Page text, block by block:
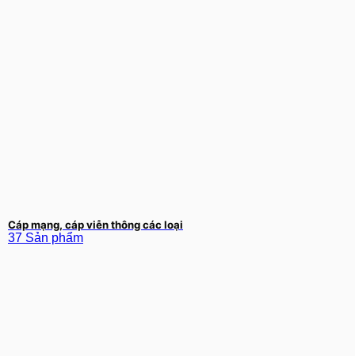
Cáp mạng, cáp viễn thông các loại
37 Sản phẩm